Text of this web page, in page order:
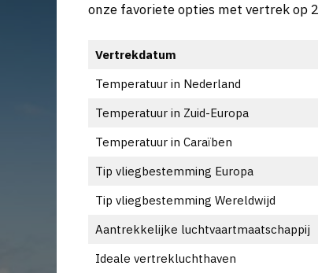
onze favoriete opties met vertrek op
Vertrekdatum
Temperatuur in Nederland
Temperatuur in Zuid-Europa
Temperatuur in Caraïben
Tip vliegbestemming Europa
Tip vliegbestemming Wereldwijd
Aantrekkelijke luchtvaartmaatschappij
Ideale vertrekluchthaven